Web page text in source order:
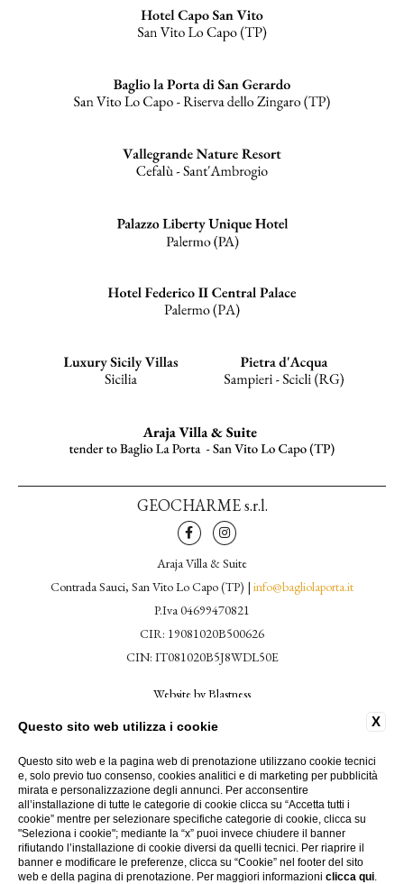
GEOCHARME s.r.l.
Araja Villa & Suite
Contrada Sauci, San Vito Lo Capo (TP) | info@bagliolaporta.it
P.Iva 04699470821
CIR: 19081020B500626
CIN: IT081020B5J8WDL50E
Website by Blastness
CONTATTI
COOKIE POLICY
DATI SOCIETARI
ACCESSIBILITÀ
HOTEL SAN VITO LO CAPO SICILIA
X
Questo sito web utilizza i cookie
Questo sito web e la pagina web di prenotazione utilizzano cookie tecnici
e, solo previo tuo consenso, cookies analitici e di marketing per pubblicità
mirata e personalizzazione degli annunci. Per acconsentire
all’installazione di tutte le categorie di cookie clicca su “Accetta tutti i
cookie” mentre per selezionare specifiche categorie di cookie, clicca su
"Seleziona i cookie"; mediante la “x” puoi invece chiudere il banner
rifiutando l’installazione di cookie diversi da quelli tecnici. Per riaprire il
banner e modificare le preferenze, clicca su “Cookie” nel footer del sito
web e della pagina di prenotazione. Per maggiori informazioni clicca qui